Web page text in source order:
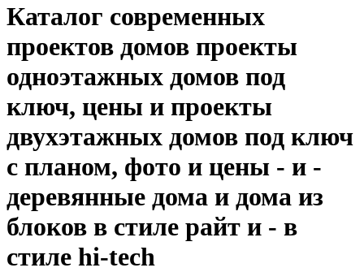
Каталог современных
проектов домов проекты
одноэтажных домов под
ключ, цены и проекты
двухэтажных домов под ключ
с планом, фото и цены - и -
деревянные дома и дома из
блоков в стиле райт и - в
стиле hi-tech